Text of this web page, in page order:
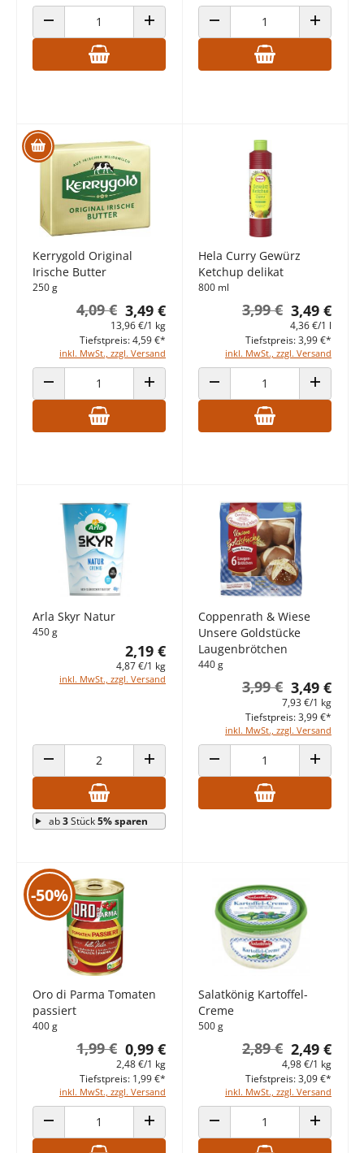
ANZAHL VERRINGERN ANZAHL ERHÖHENANZAHL VERRINGERN ANZAHL
Kerrygold Original
Irische Butter
250 g
3,49 €
4,09 €
13,96 €/1 kg
inkl. MwSt., zzgl. Versand
Tiefstpreis: 4,59 €*
ANZAHL VERRINGERN ANZAHL ERHÖHEN
Hela Curry Gewürz
Ketchup delikat
800 ml
3,49 €
3,99 €
4,36 €/1 l
inkl. MwSt., zzgl. Versand
Tiefstpreis: 3,99 €*
ANZAHL VERRINGERN ANZAHL
Arla Skyr Natur
450 g
2,19 €
4,87 €/1 kg
inkl. MwSt., zzgl. Versand
ANZAHL VERRINGERN ANZAHL ERHÖHEN
ab3Stück5% sparen
Coppenrath & Wiese
Unsere Goldstücke
Laugenbrötchen
440 g
3,49 €
3,99 €
7,93 €/1 kg
inkl. MwSt., zzgl. Versand
Tiefstpreis: 3,99 €*
ANZAHL VERRINGERN ANZAHL
-50%
Oro di Parma Tomaten
passiert
400 g
0,99 €
1,99 €
2,48 €/1 kg
inkl. MwSt., zzgl. Versand
Tiefstpreis: 1,99 €*
ANZAHL VERRINGERN ANZAHL ERHÖHEN
Salatkönig Kartoffel-
Creme
500 g
2,49 €
2,89 €
4,98 €/1 kg
inkl. MwSt., zzgl. Versand
Tiefstpreis: 3,09 €*
ANZAHL VERRINGERN ANZAHL